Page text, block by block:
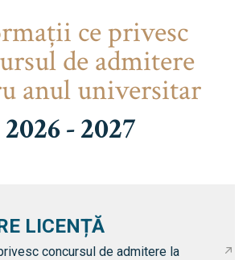
ce privesc
de admitere
anul universitar
2026 - 2027
LICENȚĂ
concursul de admitere la